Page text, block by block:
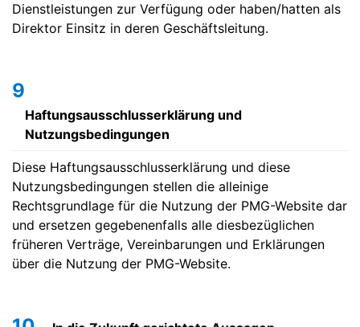
Dienstleistungen zur Verfügung oder haben/hatten als
Direktor Einsitz in deren Geschäftsleitung.
9
Haftungsausschlusserklärung und
Nutzungsbedingungen
Diese Haftungsausschlusserklärung und diese
Nutzungsbedingungen stellen die alleinige
Rechtsgrundlage für die Nutzung der PMG-Website dar
und ersetzen gegebenenfalls alle diesbezüglichen
früheren Verträge, Vereinbarungen und Erklärungen
über die Nutzung der PMG-Website.